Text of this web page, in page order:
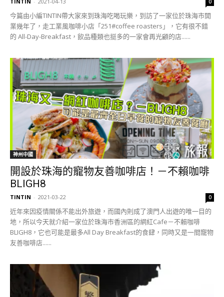
0
今篇由小編TINTIN帶大家來到珠海吃喝玩樂，到訪了一家位於珠海市開
業幾年了，走工業風咖啡小店「251#coffee roasters」，它有很不錯
的 All-Day-Breakfast，飲品種類也挺多的一家會再光顧的店......
神州中國
開設於珠海的寵物友善咖啡店！－不賴咖啡
BLIGH8
TINTIN - 2021-03-22 0
近年來因疫情關係不能出外旅遊，而國內則成了澳門人出遊的唯一目的
地，所以今天就介紹一家位於珠海市香洲區的網紅Cafe－不賴咖啡
BLIGH8，它也可能是最多All Day Breakfast的食肆，同時又是一間寵物
友善咖啡店......